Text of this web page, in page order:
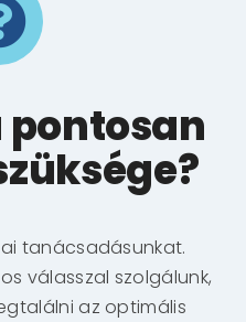
pontosan
tanácsadásunkat.
válasszal szolgálunk,
az optimális